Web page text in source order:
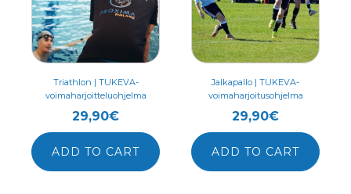
Triathlon | TUKEVA-
voimaharjoitteluohjelma
29,90€
ADD TO CART
Jalkapallo | TUKEVA-
voimaharjoitusohjelma
29,90€
ADD TO CART